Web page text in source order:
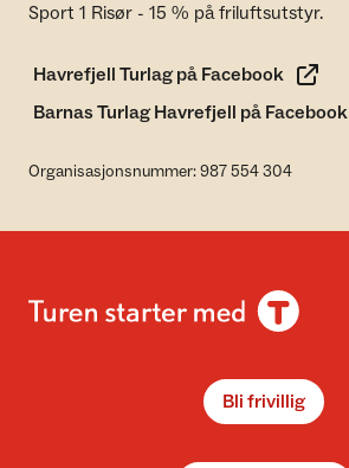
Sport 1 Risør - 15 % på friluftsutstyr.
Havrefjell Turlag på Facebook
Barnas Turlag Havrefjell på Facebook
Organisasjonsnummer: 987 554 304
Bli frivillig